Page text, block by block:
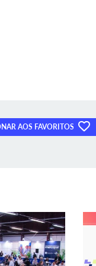
AOS FAVORITOS